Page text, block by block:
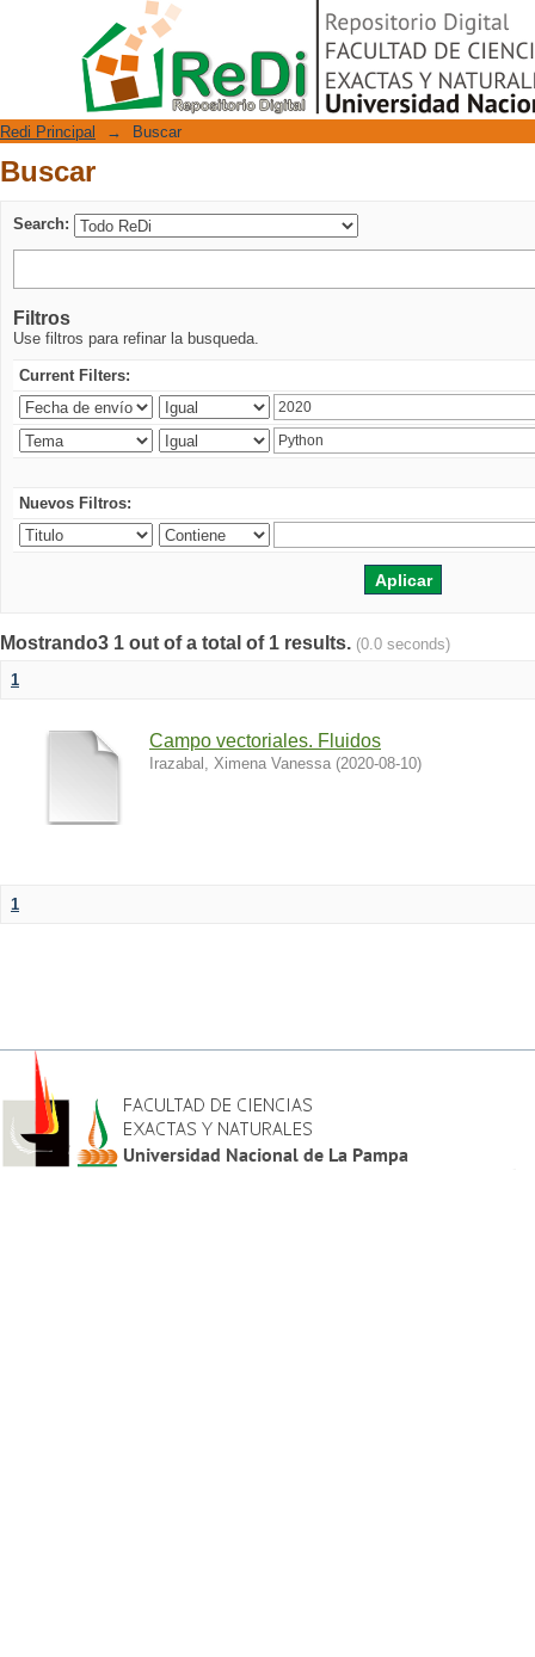
Repositorio Digital
Redi Principal → Buscar
Buscar
Search:
Filtros
Use filtros para refinar la busqueda.
Current Filters:
Nuevos Filtros:
Mostrando3 1 out of a total of 1 results. (0.0 seconds)
1
Campo vectoriales. Fluidos
Irazabal, Ximena Vanessa (2020-08-10)
1